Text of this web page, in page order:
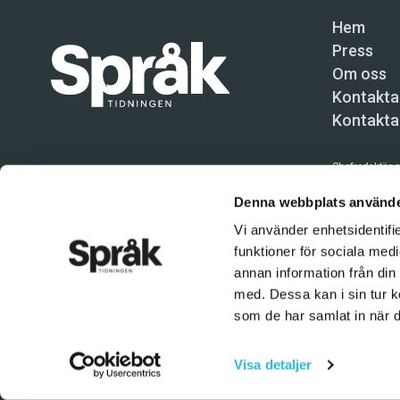
Denna webbplats
Vi använder
funktioner för sociala
annan information från
med. Dessa kan i sin tur
som de har samlat in när
Visa detaljer
Hem
Press
Om oss
Chefredaktör
Kundtjänst
Användning
tillåten.